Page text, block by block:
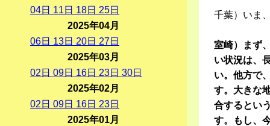
千葉）いま
室崎）まず
い状況は、
い。他方で
す。大きな
合するとい
す。もし、
04日 11 日 18日 25日
2025年04月
06日 13日 20日 27日
2025年03月
02 日 09日 16日 23日 30日
2025年02月
02 日 09日 16日 23日
2025年01月